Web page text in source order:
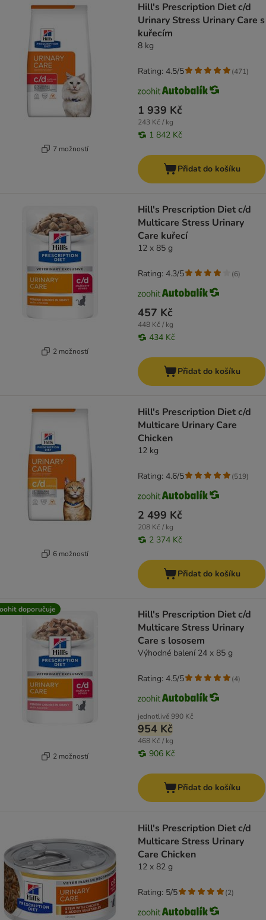
7 možností
Hill's Prescription Diet c/d
Urinary Stress Urinary Care s
kuřecím
8 kg
1 939 Kč
243 Kč / kg
1 842 Kč
Rating: 4.5/5 (471)
Přidat do košíku
2 možností
Hill's Prescription Diet c/d
Multicare Stress Urinary
Care kuřecí
12 x 85 g
457 Kč
448 Kč / kg
434 Kč
Rating: 4.3/5 (6)
Přidat do košíku
6 možností
Hill's Prescription Diet c/d
Multicare Urinary Care
Chicken
12 kg
2 499 Kč
208 Kč / kg
2 374 Kč
Rating: 4.6/5 (519)
Přidat do košíku
doporučuje
2 možností
Hill's Prescription Diet c/d
Multicare Stress Urinary
Care s lososem
Výhodné balení 24 x 85 g
jednotlivě990 Kč
954 Kč
468 Kč / kg
906 Kč
Rating: 4.5/5 (4)
Přidat do košíku
Hill's Prescription Diet c/d
Multicare Stress Urinary
Care Chicken
12 x 82 g
Rating: 5/5 (2)